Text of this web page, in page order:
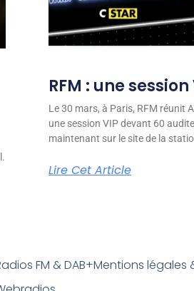
RFM : une
Le 30 mars, à Paris, RFM réunit
une session VIP devant 60
maintenant sur le site de la
Lire Cet Article
FM & DAB+Mentions légales